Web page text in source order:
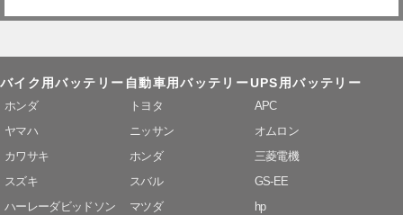
バイク用バッテリー
ホンダ
ヤマハ
カワサキ
スズキ
ハーレーダビッドソン
自動車用バッテリー
トヨタ
ニッサン
ホンダ
スバル
マツダ
UPS用バッテリー
APC
オムロン
三菱電機
GS-EE
hp